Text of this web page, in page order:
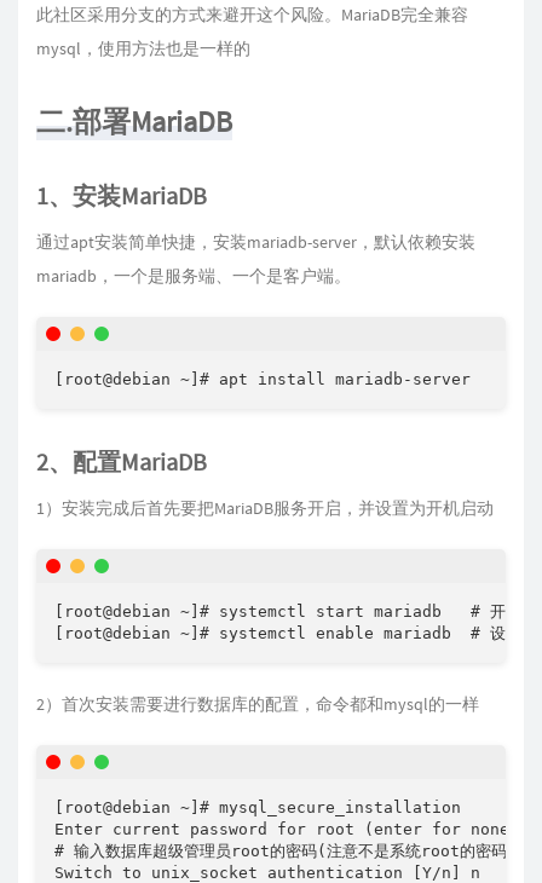
此社区采用分支的方式来避开这个风险。MariaDB完全兼容
mysql，使用方法也是一样的
二.部署MariaDB
1、安装MariaDB
通过apt安装简单快捷，安装mariadb-server，默认依赖安装
mariadb，一个是服务端、一个是客户端。
[root@debian ~]# apt install mariadb-server
2、配置MariaDB
1）安装完成后首先要把MariaDB服务开启，并设置为开机启动
[root@debian ~]# systemctl start mariadb   # 开启服
[root@debian ~]# systemctl enable mariadb  # 设置为开
2）首次安装需要进行数据库的配置，命令都和mysql的一样
[root@debian ~]# mysql_secure_installation
Enter current password for root (enter for
# 输入数据库超级管理员root的密码(注意不是系统root的密码)，
Switch to unix_socket authentication [Y/n] n